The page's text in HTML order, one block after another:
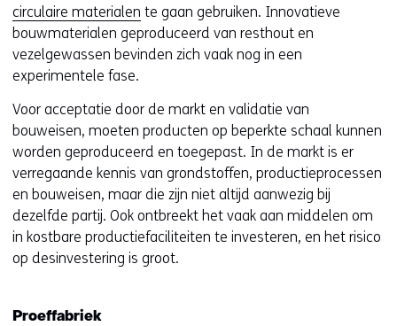
circulaire materialen te gaan gebruiken. Innovatieve
bouwmaterialen geproduceerd van resthout en
vezelgewassen bevinden zich vaak nog in een
experimentele fase.
Voor acceptatie door de markt en validatie van
bouweisen, moeten producten op beperkte schaal kunnen
worden geproduceerd en toegepast. In de markt is er
verregaande kennis van grondstoffen, productieprocessen
en bouweisen, maar die zijn niet altijd aanwezig bij
dezelfde partij. Ook ontbreekt het vaak aan middelen om
in kostbare productiefaciliteiten te investeren, en het risico
op desinvestering is groot.
Proeffabriek